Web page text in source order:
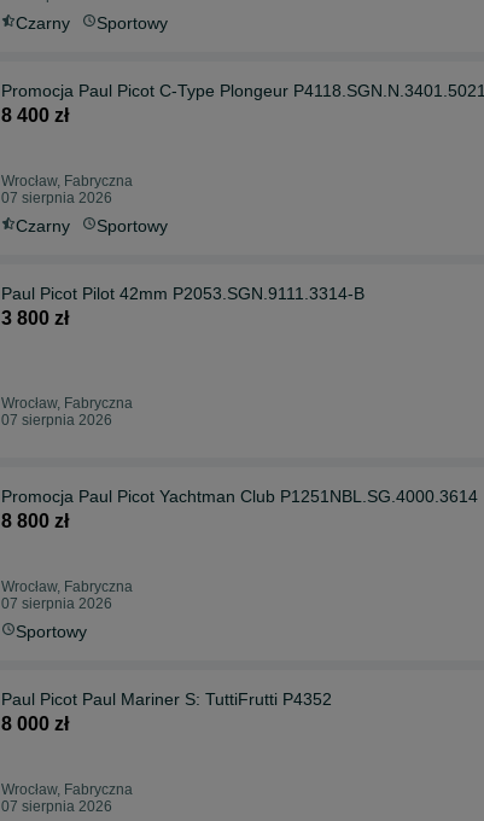
Czarny Sportowy
Promocja Paul Picot C-Type Plongeur P4118.SGN.N.3401.5021
8 400 zł
Wrocław, Fabryczna
07 sierpnia 2026
Czarny Sportowy
Paul Picot Pilot 42mm P2053.SGN.9111.3314-B
3 800 zł
Wrocław, Fabryczna
07 sierpnia 2026
Promocja Paul Picot Yachtman Club P1251NBL.SG.4000.3614
8 800 zł
Wrocław, Fabryczna
07 sierpnia 2026
Sportowy
Paul Picot Paul Mariner S: TuttiFrutti P4352
8 000 zł
Wrocław, Fabryczna
07 sierpnia 2026